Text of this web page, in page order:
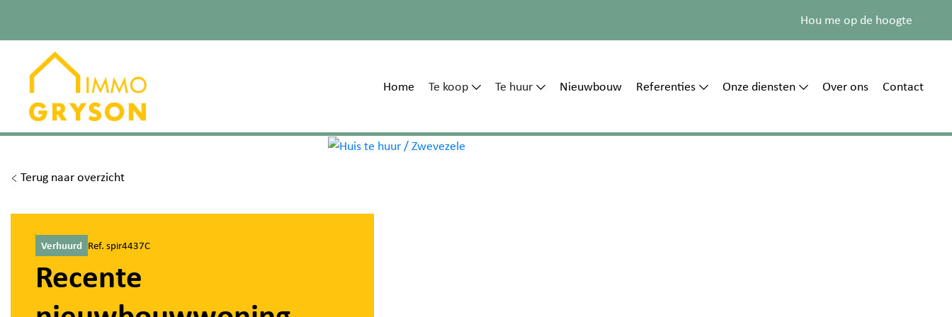
Hou me op de hoogte
Home Te koop Te huur Nieuwbouw Referenties Onze diensten Over ons Contact
Terug naar overzicht
Verhuurd Ref. spir4437C
Recente